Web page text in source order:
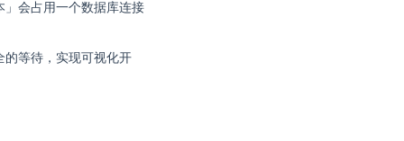
」会占用一个数据库连接
的等待，实现可视化开